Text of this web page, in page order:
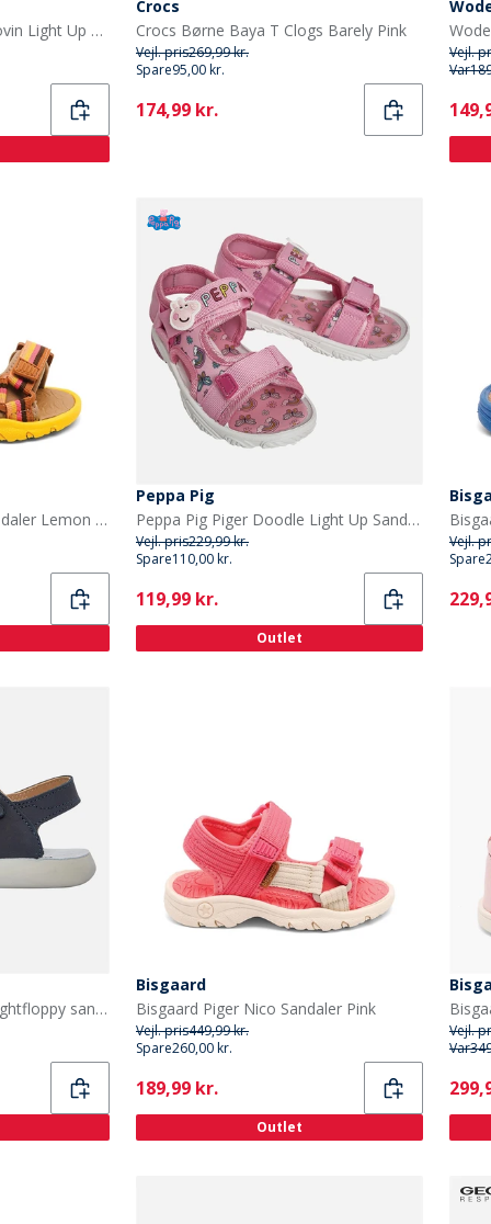
Lilo and Stitch Piger Groovin Light Up Sandaler Blå
Crocs
Crocs Børne Baya T Clogs Barely Pink
Vejl. pris269,99 kr.
Spare95,00 kr.
Current
174,99 kr.
Vejl.
Var
Bisgaard Børne Nico Sandaler Lemon Mix
Peppa Pig
Peppa Pig Piger Doodle Light Up Sandaler Lyserød
Vejl. pris229,99 kr.
Spare110,00 kr.
Current
119,99 kr.
Outlet
Vejl.
Spare
GEOX spædBørn Piger Lightfloppy sandaler Navy
Bisgaard
Bisgaard Piger Nico Sandaler Pink
Vejl. pris449,99 kr.
Spare260,00 kr.
Current
189,99 kr.
Outlet
Vejl.
Var